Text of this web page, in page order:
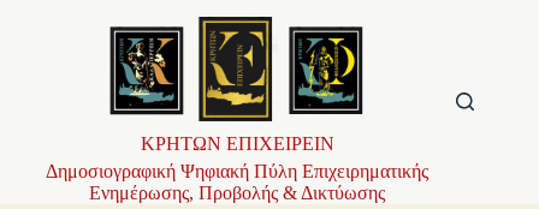
ΚΡΗΤΩΝ ΕΠΙΧΕΙΡΕΙΝ
Δημοσιογραφική Ψηφιακή Πύλη Επιχειρηματικής
Ενημέρωσης, Προβολής & Δικτύωσης